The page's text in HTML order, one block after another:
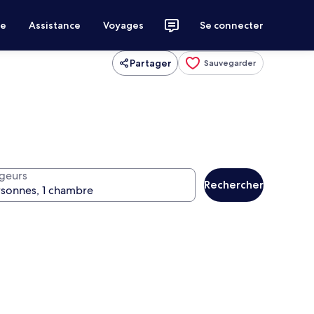
Assistance Voyages Se connecter
Partager Sauvegarder
Rechercher